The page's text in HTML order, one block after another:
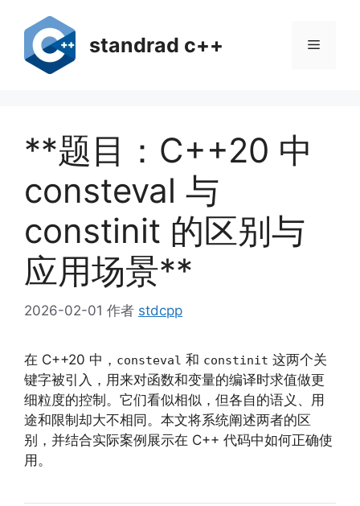
standrad c++ 菜
**题目：C++20 中
consteval 与
constinit 的区别与
应用场景**
2026-02-01 作者 stdcpp
在 C++20 中， consteval 和 constinit 这两个关
键字被引入，用来对函数和变量的编译时求值做更
细粒度的控制。它们看似相似，但各自的语义、用
途和限制却大不相同。本文将系统阐述两者的区
别，并结合实际案例展示在 C++ 代码中如何正确使
用。